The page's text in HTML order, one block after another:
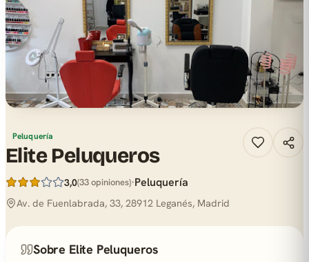
Peluquería
Elite Peluqueros
3,0(33 opiniones)·Peluquería
Av. de Fuenlabrada, 33, 28912 Leganés, Madrid
Sobre Elite Peluqueros